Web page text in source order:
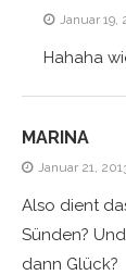
Januar 19,
Hahaha
MARINA
Januar 21,
Also dient
Sünden?
dann Glück?